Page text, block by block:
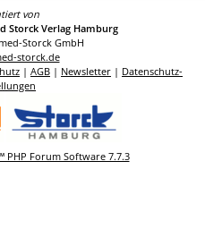
von
Storck Verlag Hamburg
Storck GmbH
storck.de
| AGB | Newsletter | Datenschutz-
PHP Forum Software 7.7.3